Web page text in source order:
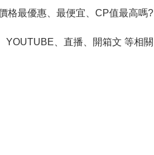
格最優惠、最便宜、CP值最高嗎?
YOUTUBE、直播、開箱文 等相關